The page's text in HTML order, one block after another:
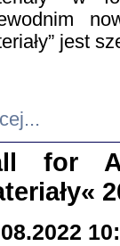
jest
for